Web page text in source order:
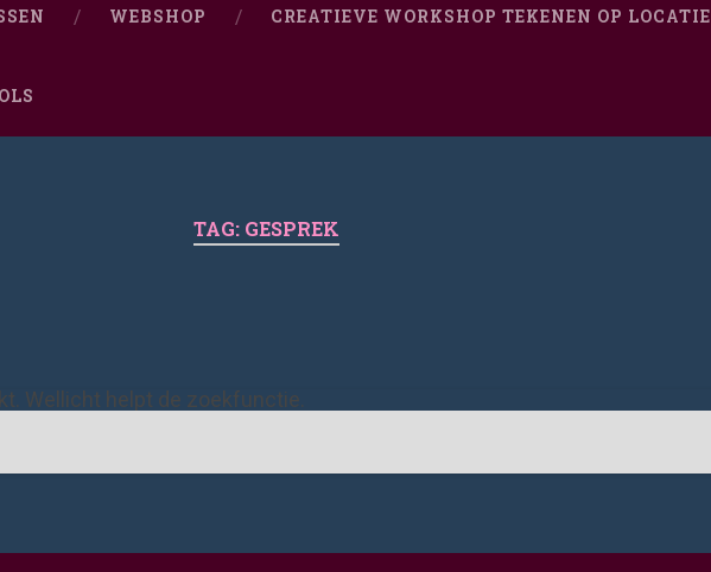
WEBSHOP CREATIEVE WORKSHOP TEKENEN OP LOCATIE
TAG: GESPREK
Wellicht helpt de zoekfunctie.